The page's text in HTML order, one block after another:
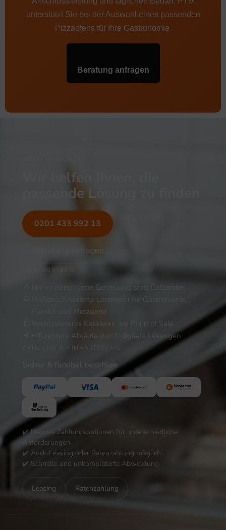
unterstützt Sie bei der Auswahl eines passenden
Pizzaofens für Ihre Gastronomie.
Beratung anfragen
Wir helfen Ihnen, die
passende Lösung zu finden
0201 433 992 13
Beratung anfragen
IHRE VORTEILE
Immer persönliche Betreuung statt Callcenter
Maßgeschneiderte Lösungen für Gastronomie,
Handel und Metzgerei
Rechtssicheres Kassieren am Point of Sale
Effizientere Abläufe durch digitale Lösungen
ZAHLUNG & FINANZIERUNG
Sicher & flexibel bezahlen
✔️ Flexible Zahlungsoptionen für unterschiedliche
Anforderungen
✔️ Auch Leasing oder Ratenzahlung möglich
✔️ Schnelle und unkomplizierte Abwicklung
Leasing Ratenzahlung